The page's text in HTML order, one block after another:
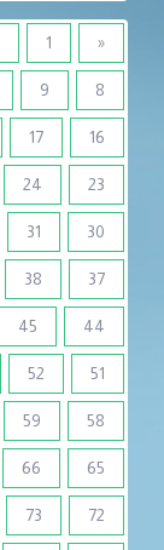
«
1
8
9
16
17
23
24
30
31
37
38
44
45
51
52
58
59
65
66
72
73